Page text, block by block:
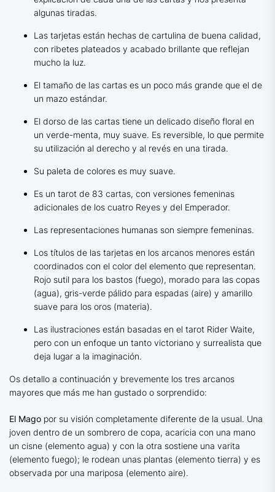
algunas tiradas.
Las tarjetas están hechas de cartulina de buena calidad,
con ribetes plateados y acabado brillante que reflejan
mucho la luz.
El tamaño de las cartas es un poco más grande que el de
un mazo estándar.
El dorso de las cartas tiene un delicado diseño floral en
un verde-menta, muy suave. Es reversible, lo que permite
su utilización al derecho y al revés en una tirada.
Su paleta de colores es muy suave.
Es un tarot de 83 cartas, con versiones femeninas
adicionales de los cuatro Reyes y del Emperador.
Las representaciones humanas son siempre femeninas.
Los títulos de las tarjetas en los arcanos menores están
coordinados con el color del elemento que representan.
Rojo sutil para los bastos (fuego), morado para las copas
(agua), gris-verde pálido para espadas (aire) y amarillo
suave para los oros (materia).
Las ilustraciones están basadas en el tarot Rider Waite,
pero con un enfoque un tanto victoriano y surrealista que
deja lugar a la imaginación.
Os detallo a continuación y brevemente los tres arcanos
mayores que más me han gustado o sorprendido:
El Mago por su visión completamente diferente de la usual. Una
joven dentro de un sombrero de copa, acaricia con una mano
un cisne (elemento agua) y con la otra sostiene una varita
(elemento fuego); le rodean unas plantas (elemento tierra) y es
observada por una mariposa (elemento aire).